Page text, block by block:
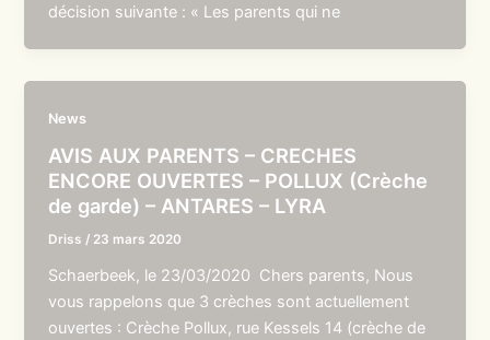
décision suivante : « Les parents qui ne
News
AVIS AUX PARENTS – CRECHES
ENCORE OUVERTES – POLLUX (Crèche
de garde) – ANTARES – LYRA
Driss / 23 mars 2020
Schaerbeek, le 23/03/2020 Chers parents, Nous
vous rappelons que 3 crèches sont actuellement
ouvertes : Crèche Pollux, rue Kessels 14 (crèche de